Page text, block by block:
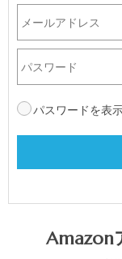
パスワードを表
Amazon